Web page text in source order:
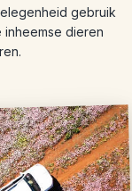
gebruik
dieren